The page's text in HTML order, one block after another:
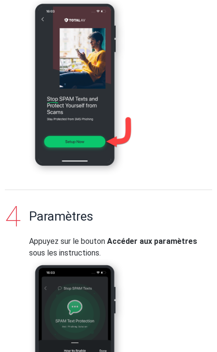
Paramètres
Appuyez sur le bouton Accéder aux paramètres
sous les instructions.